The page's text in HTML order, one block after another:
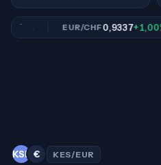
EUR/CHF0,9337+1,00%
KSh € KES/EUR